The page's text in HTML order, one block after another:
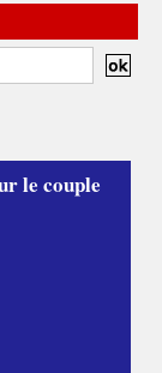
le couple